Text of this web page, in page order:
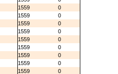
1559
0
1559
0
1559
0
1559
0
1559
0
1559
0
1559
0
1559
0
1559
0